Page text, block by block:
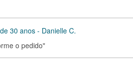
30 anos - Danielle C.
o pedido"